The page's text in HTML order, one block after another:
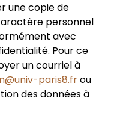
une copie de
personnel
avec
Pour ce
un courriel à
paris8.frou
des données à